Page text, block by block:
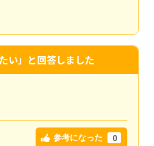
い」と回答しました
参考になった 0